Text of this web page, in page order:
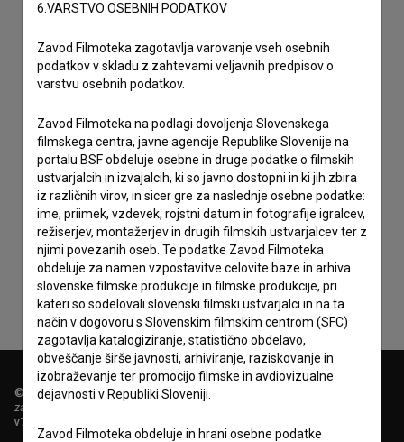
Sprejemamsplošne pogojein dajemsoglasjeza
zbiranje, hrambo in obdelavo osebnih podatkov.
© 2018-2026, Filmoteka,
zavod za širjenje filmske kulture
v7.151.0
6.VARSTVO OSEBNIH PODATKOV
Zavod Filmoteka zagotavlja varovanje vseh osebnih
podatkov v skladu z zahtevami veljavnih predpisov o
varstvu osebnih podatkov.
Zavod Filmoteka na podlagi dovoljenja Slovenskega
filmskega centra, javne agencije Republike Slovenije na
portalu BSF obdeluje osebne in druge podatke o filmskih
ustvarjalcih in izvajalcih, ki so javno dostopni in ki jih zbira
iz različnih virov, in sicer gre za naslednje osebne podatke:
ime, priimek, vzdevek, rojstni datum in fotografije igralcev,
režiserjev, montažerjev in drugih filmskih ustvarjalcev ter z
njimi povezanih oseb. Te podatke Zavod Filmoteka
obdeluje za namen vzpostavitve celovite baze in arhiva
slovenske filmske produkcije in filmske produkcije, pri
kateri so sodelovali slovenski filmski ustvarjalci in na ta
način v dogovoru s Slovenskim filmskim centrom (SFC)
zagotavlja katalogiziranje, statistično obdelavo,
obveščanje širše javnosti, arhiviranje, raziskovanje in
izobraževanje ter promocijo filmske in avdiovizualne
dejavnosti v Republiki Sloveniji.
Zavod Filmoteka obdeluje in hrani osebne podatke